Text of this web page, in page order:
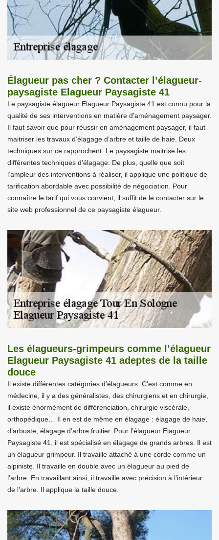
Élagueur pas cher ? Contacter l’élagueur-
paysagiste Elagueur Paysagiste 41
Le paysagiste élagueur Elagueur Paysagiste 41 est connu pour la
qualité de ses interventions en matière d’aménagement paysager.
Il faut savoir que pour réussir en aménagement paysager, il faut
maitriser les travaux d’élagage d’arbre et taille de haie. Deux
techniques sur ce rapprochent. Le paysagiste maitrise les
différentes techniques d’élagage. De plus, quelle que soit
l’ampleur des interventions à réaliser, il applique une politique de
tarification abordable avec possibilité de négociation. Pour
connaître le tarif qui vous convient, il suffit de le contacter sur le
site web professionnel de ce paysagiste élagueur.
Les élagueurs-grimpeurs comme l’élagueur
Elagueur Paysagiste 41 adeptes de la taille
douce
Il existe différentes catégories d’élagueurs. C’est comme en
médecine, il y a des généralistes, des chirurgiens et en chirurgie,
il existe énormément de différenciation, chirurgie viscérale,
orthopédique… Il en est de même en élagage : élagage de haie,
d’arbuste, élagage d’arbre fruitier. Pour l’élagueur Elagueur
Paysagiste 41, il est spécialisé en élagage de grands arbres. Il est
un élagueur grimpeur. Il travaille attaché à une corde comme un
alpiniste. Il travaille en double avec un élagueur au pied de
l’arbre. En travaillant ainsi, il travaille avec précision à l’intérieur
de l’arbre. Il applique la taille douce.